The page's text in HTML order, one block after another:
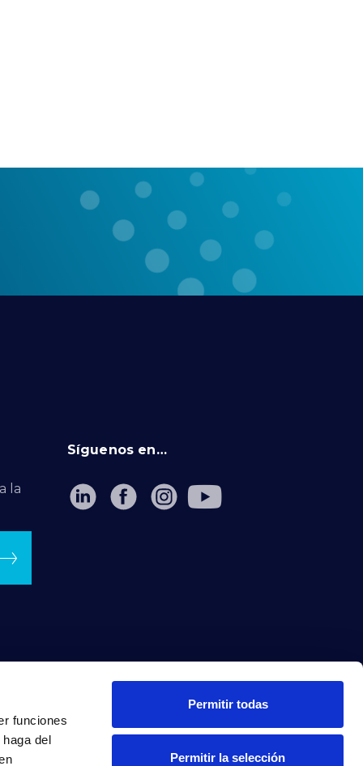
funciones
del
Permitir todas
Permitir la selección
la
Síguenos en…